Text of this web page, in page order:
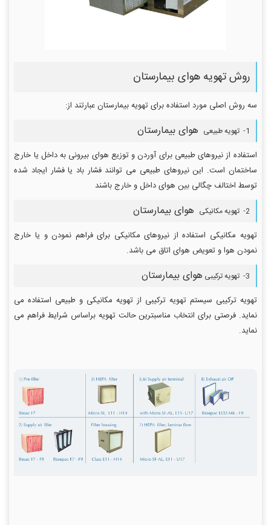
روش تهویه هوای بیمارستان
سه روش اصلی مورد استفاده برای تهویه بیمارستان عبارتند از:
1- تهویه طبیعی هوای بیمارستان
استفاده از نیروهای طبیعی برای آوردن و توزیع هوای بیرونی به داخل یا خارج
ساختمان است. این نیروهای طبیعی می توانند فشار باد یا فشار ایجاد شده
توسط اختالف چگالی بین هوای داخل و خارج باشند
2- تهویه مکانیکی هوای بیمارستان
تهویه مکانیکی استفاده از نیروهای مکانیکی برای فراهم نمودن و یا خارج
نمودن هوا و تعویض هوای اتاق می باشد.
3- تهویه ترکیبی هوای بیمارستان
تهویه ترکیبی سیستم تهویه ترکیبی از تهویه مکانیکی و طبیعی استفاده می
نماید. فرصتی برای انتخاب مناسبترین حالت تهویه براساس شرایط فراهم می
نماید.